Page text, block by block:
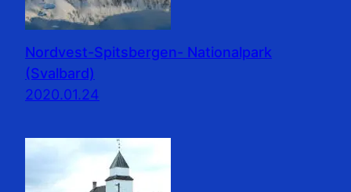
Nordvest-Spitsbergen- Nationalpark
(Svalbard)
2020.01.24